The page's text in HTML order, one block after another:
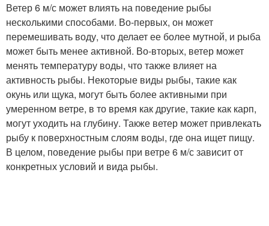
Ветер 6 м/с может влиять на поведение рыбы
несколькими способами. Во-первых, он может
перемешивать воду, что делает ее более мутной, и рыба
может быть менее активной. Во-вторых, ветер может
менять температуру воды, что также влияет на
активность рыбы. Некоторые виды рыбы, такие как
окунь или щука, могут быть более активными при
умеренном ветре, в то время как другие, такие как карп,
могут уходить на глубину. Также ветер может привлекать
рыбу к поверхностным слоям воды, где она ищет пищу.
В целом, поведение рыбы при ветре 6 м/с зависит от
конкретных условий и вида рыбы.